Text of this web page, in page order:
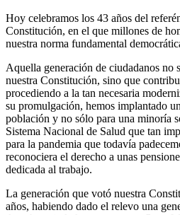
Hoy celebramos los 43 años del
Constitución, en el que millones de
nuestra norma fundamental
Aquella generación de ciudadanos no
nuestra Constitución, sino que
procediendo a la tan necesaria
su promulgación, hemos implantado
población y no sólo para una minoría
Sistema Nacional de Salud que tan
para la pandemia que todavía
reconociera el derecho a unas
dedicada al trabajo.
La generación que votó nuestra
años, habiendo dado el relevo una